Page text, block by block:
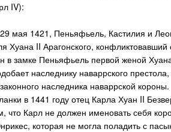
IV):
мая 1421, Пеньяфьель, Кастилия и
Хуана II Арагонского,
в замке Пеньяфьель первой женой
наследнику наваррского
наследника наваррской короны.
в 1441 году отец Карла Хуан II
что Карл не должен именовать себя
которая не могла поладить с